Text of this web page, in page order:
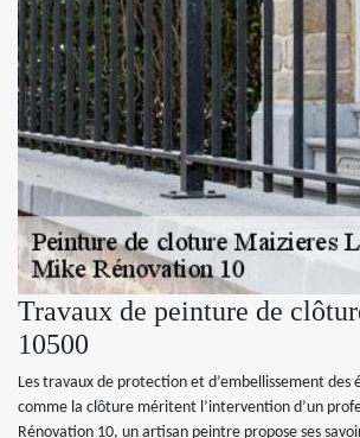
Travaux de peinture de
10500
Les travaux de protection et d’embellissement des
comme la clôture méritent l’intervention d’un
Rénovation 10, un artisan peintre propose ses